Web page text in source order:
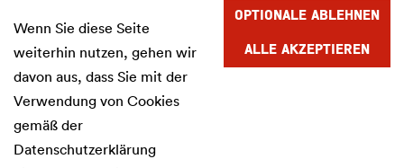
Wenn Sie diese Seite
weiterhin nutzen, gehen wir
davon aus, dass Sie mit der
Verwendung von Cookies
gemäß der
Datenschutzerklärung
OPTIONALE ABLEHNEN
ALLE AKZEPTIEREN